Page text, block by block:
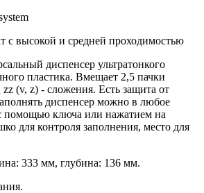
с высокой и средней проходимостью
диспенсер ультратонкого
пластика. Вмещает 2,5 пачки
(v, z) - сложения. Есть защита от
диспенсер можно в любое
помощью ключа или нажатием на
для контроля заполнения, место для
333 мм, глубина: 136 мм.